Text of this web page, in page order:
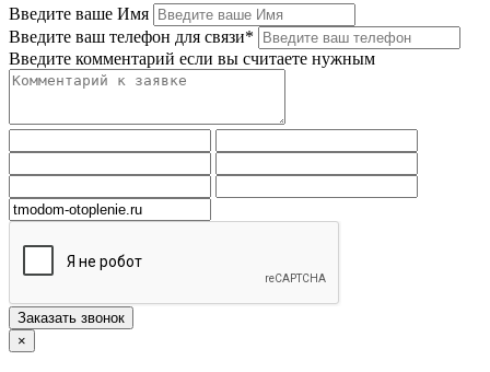
Введите ваше Имя
Введите ваш телефон для связи*
Введите комментарий если вы считаете нужным
Заказать звонок
×